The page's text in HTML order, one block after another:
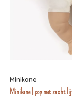
Minikane
Minikane | pop met zacht